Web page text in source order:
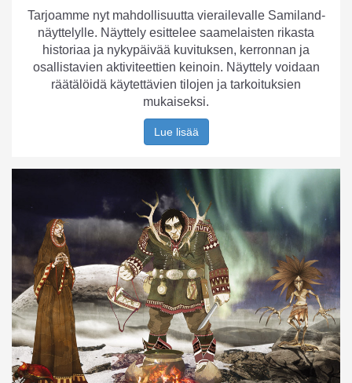
Tarjoamme nyt mahdollisuutta vierailevalle Samiland-
näyttelylle. Näyttely esittelee saamelaisten rikasta
historiaa ja nykypäivää kuvituksen, kerronnan ja
osallistavien aktiviteettien keinoin. Näyttely voidaan
räätälöidä käytettävien tilojen ja tarkoituksien
mukaiseksi.
Lue lisää